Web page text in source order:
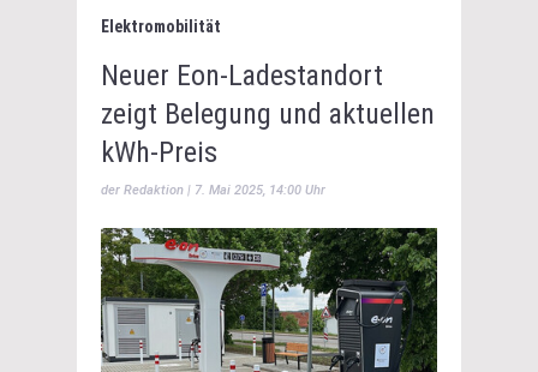
Elektromobilität
Neuer Eon-Ladestandort
zeigt Belegung und aktuellen
kWh-Preis
der Redaktion | 7. Mai 2025, 14:00 Uhr